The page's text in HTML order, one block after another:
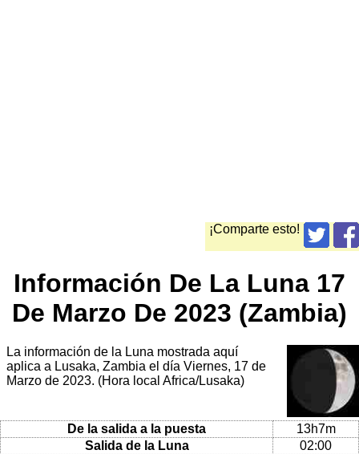
¡Comparte esto!
Información De La Luna 17
De Marzo De 2023 (Zambia)
La información de la Luna mostrada aquí
aplica a Lusaka, Zambia el día Viernes, 17 de
Marzo de 2023. (Hora local Africa/Lusaka)
De la salida a la puesta
13h7m
Salida de la Luna
02:00